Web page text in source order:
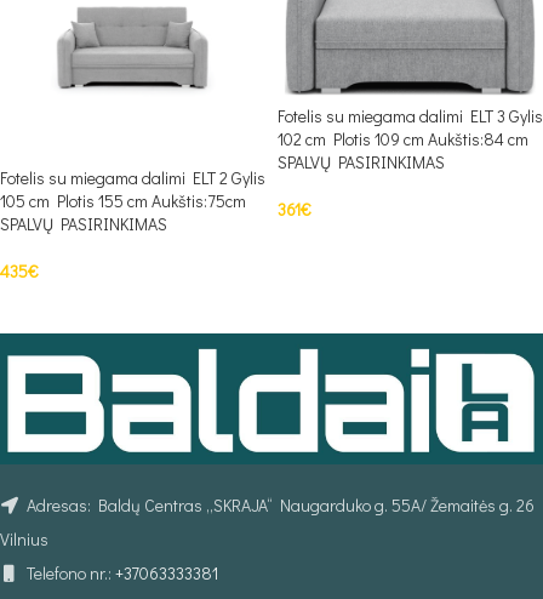
Fotelis su miegama dalimi ELT 2 Gylis
105 cm Plotis 155 cm Aukštis:75cm
SPALVŲ PASIRINKIMAS
435€
Fotelis su miegama dalimi ELT 3 Gylis
102 cm Plotis 109 cm Aukštis:84 cm
SPALVŲ PASIRINKIMAS
361€
Adresas: Baldų Centras „SKRAJA“ Naugarduko g. 55A/ Žemaitės g. 26
Vilnius
Telefono nr.: +37063333381